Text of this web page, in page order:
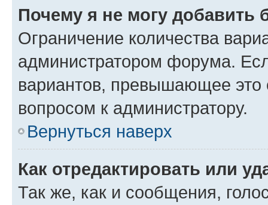
Почему я не могу добавить
Ограничение количества
администратором форума.
вариантов, превышающее это
вопросом к администратору.
Вернуться наверх
Как отредактировать или
Так же, как и сообщения,